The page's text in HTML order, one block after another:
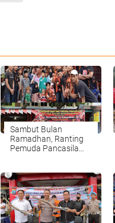
Sambut Bulan
Ramadhan, Ranting
Pemuda Pancasila
Yatim